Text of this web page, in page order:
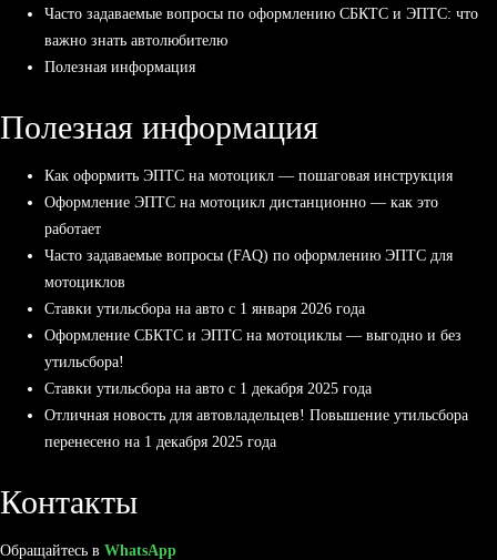
Часто задаваемые вопросы по оформлению СБКТС и ЭПТС: что
важно знать автолюбителю
Полезная информация
Полезная информация
Как оформить ЭПТС на мотоцикл — пошаговая инструкция
Оформление ЭПТС на мотоцикл дистанционно — как это
работает
Часто задаваемые вопросы (FAQ) по оформлению ЭПТС для
мотоциклов
Ставки утильсбора на авто с 1 января 2026 года
Оформление СБКТС и ЭПТС на мотоциклы — выгодно и без
утильсбора!
Ставки утильсбора на авто с 1 декабря 2025 года
Отличная новость для автовладельцев! Повышение утильсбора
перенесено на 1 декабря 2025 года
Контакты
Обращайтесь в WhatsApp